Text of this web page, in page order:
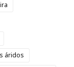
áridos